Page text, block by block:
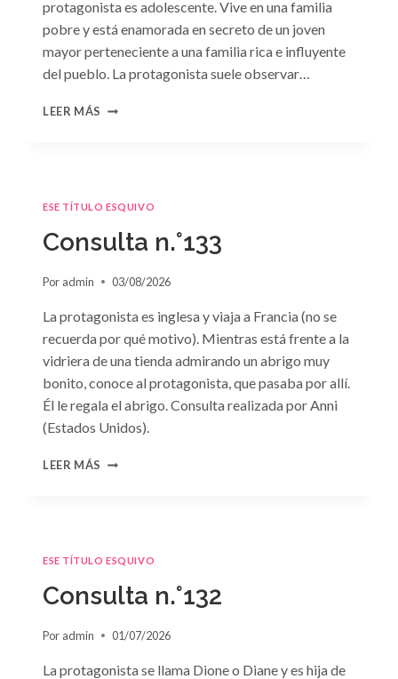
protagonista es adolescente. Vive en una familia
pobre y está enamorada en secreto de un joven
mayor perteneciente a una familia rica e influyente
del pueblo. La protagonista suele observar…
LEER MÁS CONSULTA
ESE TÍTULO ESQUIVO
Consulta n.°133
Por admin 03/08/2026
La protagonista es inglesa y viaja a Francia (no se
recuerda por qué motivo). Mientras está frente a la
vidriera de una tienda admirando un abrigo muy
bonito, conoce al protagonista, que pasaba por allí.
Él le regala el abrigo. Consulta realizada por Anni
(Estados Unidos).
LEER MÁS CONSULTA
ESE TÍTULO ESQUIVO
Consulta n.°132
Por admin 01/07/2026
La protagonista se llama Dione o Diane y es hija de